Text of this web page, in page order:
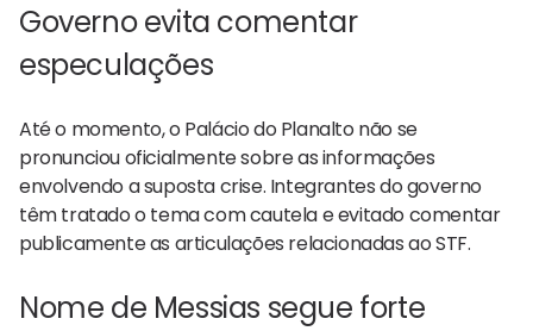
Governo evita comentar
especulações
Até o momento, o Palácio do Planalto não se
pronunciou oficialmente sobre as informações
envolvendo a suposta crise. Integrantes do governo
têm tratado o tema com cautela e evitado comentar
publicamente as articulações relacionadas ao STF.
Nome de Messias segue forte